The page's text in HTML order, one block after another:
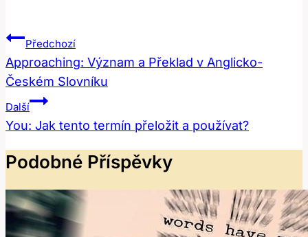
Navigace
Pro
Příspěvek
Předchozí
Approaching: Význam a Překlad v Anglicko-
Českém Slovníku
Další
You: Jak tento termín přeložit a používat?
Podobné Příspěvky